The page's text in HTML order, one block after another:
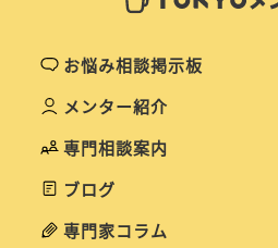
お悩み相談掲示板
メンター紹介
専門相談案内
ブログ
専門家コラム